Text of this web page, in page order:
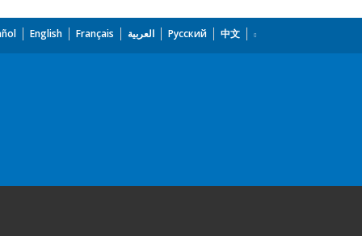
English Français العربية Русский 中文